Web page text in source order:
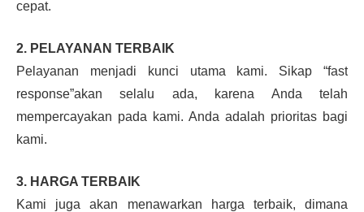
cepat.
2. PELAYANAN TERBAIK
Pelayanan menjadi kunci utama kami. Sikap “fast
response”akan selalu ada, karena Anda telah
mempercayakan pada kami. Anda adalah prioritas bagi
kami.
3. HARGA TERBAIK
Kami juga akan menawarkan harga terbaik, dimana